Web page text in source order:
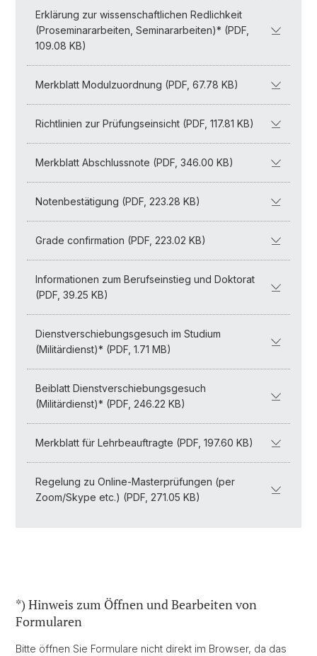
Erklärung zur wissenschaftlichen Redlichkeit
(Proseminararbeiten, Seminararbeiten)* (PDF,
109.08 KB)
Merkblatt Modulzuordnung (PDF, 67.78 KB)
Richtlinien zur Prüfungseinsicht (PDF, 117.81 KB)
Merkblatt Abschlussnote (PDF, 346.00 KB)
Notenbestätigung (PDF, 223.28 KB)
Grade confirmation (PDF, 223.02 KB)
Informationen zum Berufseinstieg und Doktorat
(PDF, 39.25 KB)
Dienstverschiebungsgesuch im Studium
(Militärdienst)* (PDF, 1.71 MB)
Beiblatt Dienstverschiebungsgesuch
(Militärdienst)* (PDF, 246.22 KB)
Merkblatt für Lehrbeauftragte (PDF, 197.60 KB)
Regelung zu Online-Masterprüfungen (per
Zoom/Skype etc.) (PDF, 271.05 KB)
*) Hinweis zum Öffnen und Bearbeiten von
Formularen
Bitte öffnen Sie Formulare nicht direkt im Browser, da das